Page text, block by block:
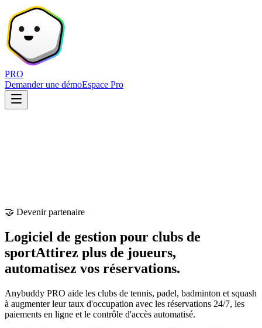
PRO
Demander une démoEspace Pro
🤝 Devenir partenaire
Logiciel de gestion pour clubs de
sportAttirez plus de joueurs,
automatisez vos réservations.
Anybuddy PRO aide les clubs de tennis, padel, badminton et squash
à augmenter leur taux d'occupation avec les réservations 24/7, les
paiements en ligne et le contrôle d'accès automatisé.